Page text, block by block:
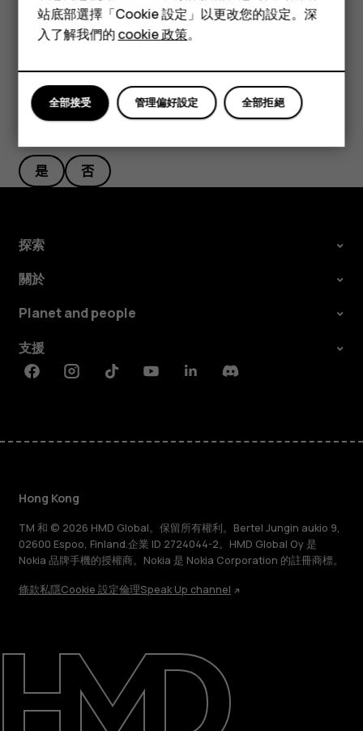
配件
平板電腦
關於
維修、循環再用、回收再造
支援
點選時鐘>access_alarm鬧鐘。選擇鬧鐘，然後點選delete刪除。
是 否
探索
關於
Planet and people
支援
FacebookInstagramTiktokYoutubeLinkedinDiscord
Hong Kong
TM 和 © 2026 HMD Global。保留所有權利。Bertel Jungin aukio 9,
02600 Espoo, Finland.企業 ID 2724044-2。HMD Global Oy 是
Nokia 品牌手機的授權商。Nokia 是 Nokia Corporation 的註冊商標。
條款私隱Cookie 設定倫理Speak Up channel
站底部選擇「Cookie 設定」以更改您的設定。深
入了解我們的cookie 政策。
全部拒絕
管理偏好設定
全部接受